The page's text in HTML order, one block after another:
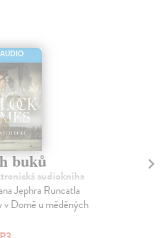
AUDIO
buků
audiokniha
Jephra Runcatla
Domě u měděných